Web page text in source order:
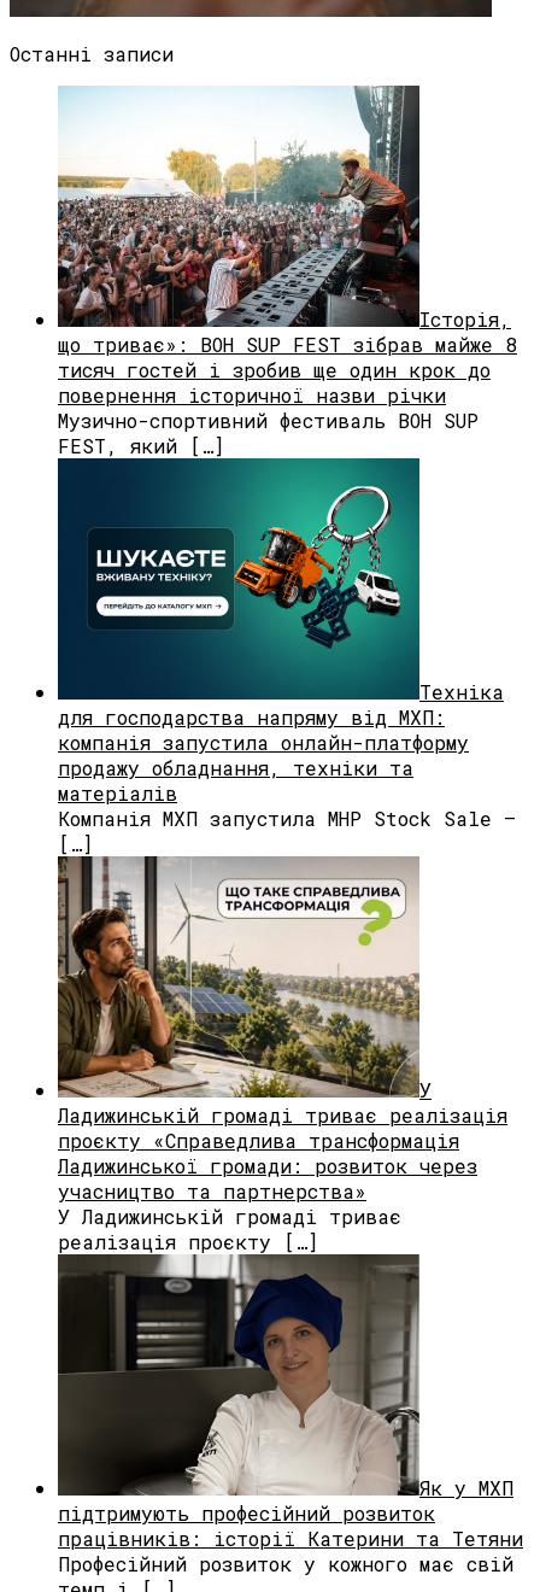
Останні записи
Історія,
що триває»: BOH SUP FEST зібрав майже 8
тисяч гостей і зробив ще один крок до
повернення історичної назви річки
Музично-спортивний фестиваль BOH SUP
FEST, який […]
Техніка
для господарства напряму від МХП:
компанія запустила онлайн-платформу
продажу обладнання, техніки та
матеріалів
Компанія МХП запустила MHP Stock Sale —
[…]
У
Ладижинській громаді триває реалізація
проєкту «Справедлива трансформація
Ладижинської громади: розвиток через
учасництво та партнерства»
У Ладижинській громаді триває
реалізація проєкту […]
Як у МХП
підтримують професійний розвиток
працівників: історії Катерини та Тетяни
Професійний розвиток у кожного має свій